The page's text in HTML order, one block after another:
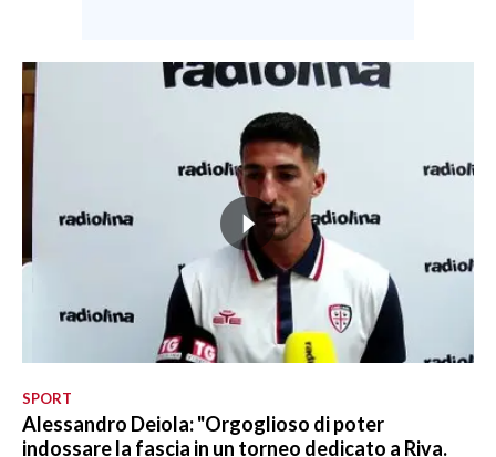
SPORT
Alessandro Deiola: "Orgoglioso di poter
indossare la fascia in un torneo dedicato a Riva.